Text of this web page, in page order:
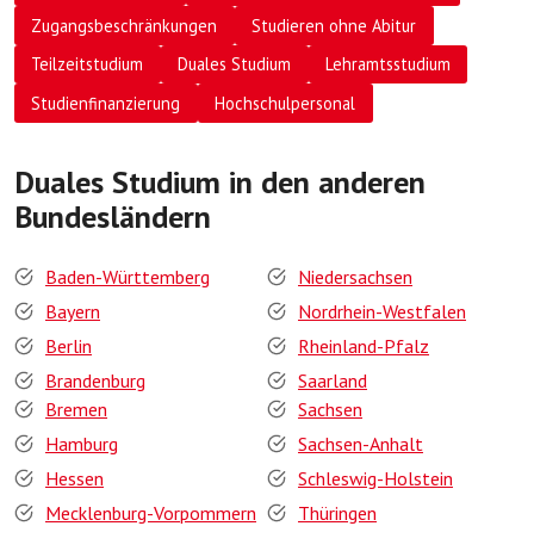
Zugangsbeschränkungen
Studieren ohne Abitur
Teilzeitstudium
Duales Studium
Lehramtsstudium
Studienfinanzierung
Hochschulpersonal
Duales Studium in den anderen
Bundesländern
Baden-Württemberg
Bayern
Berlin
Brandenburg
Bremen
Hamburg
Hessen
Mecklenburg-Vorpommern
Niedersachsen
Nordrhein-Westfalen
Rheinland-Pfalz
Saarland
Sachsen
Sachsen-Anhalt
Schleswig-Holstein
Thüringen